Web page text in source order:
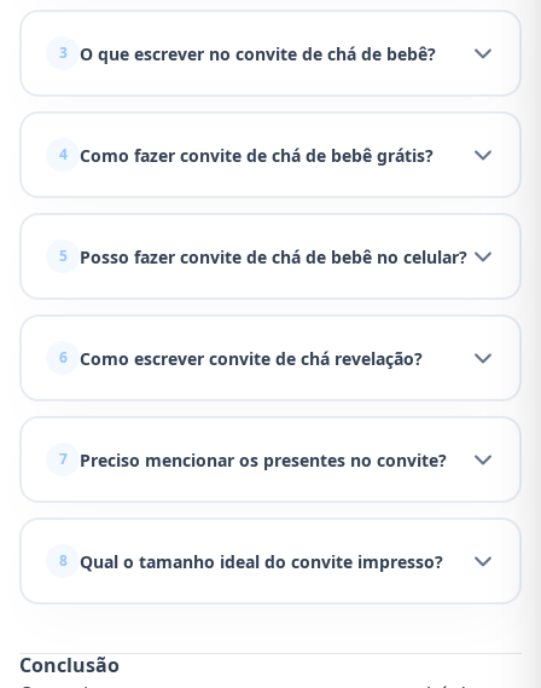
3 O que escrever no convite de chá de bebê?
4 Como fazer convite de chá de bebê grátis?
5 Posso fazer convite de chá de bebê no celular?
6 Como escrever convite de chá revelação?
7 Preciso mencionar os presentes no convite?
8 Qual o tamanho ideal do convite impresso?
Conclusão